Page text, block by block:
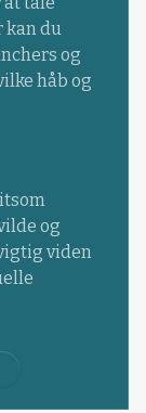
kan du
og
håb og
og
viden